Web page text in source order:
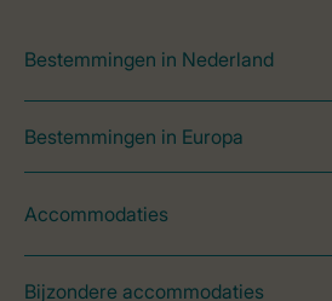
Bestemmingen in Nederland
Bestemmingen in Europa
Accommodaties
Bijzondere accommodaties